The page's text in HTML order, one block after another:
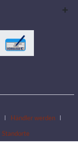
Händler werden
Standorte